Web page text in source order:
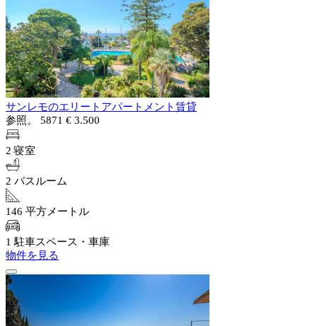
サンレモのエリートアパートメント賃貸
参照。 5871 € 3.500
2 寝室
2 バスルーム
146 平方メートル
1 駐車スペース・車庫
物件を見る